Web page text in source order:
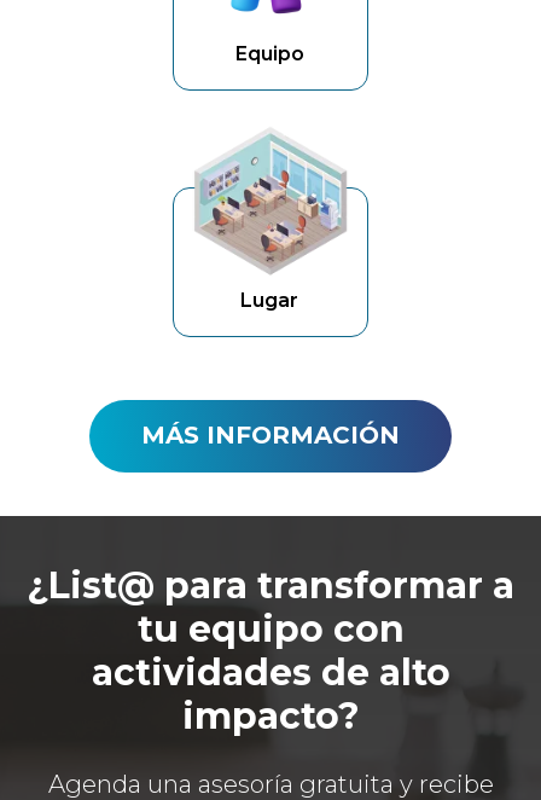
Equipo
Lugar
MÁS INFORMACIÓN
¿List@ para transformar a
tu equipo con
actividades de alto
impacto?
Agenda una asesoría gratuita y recibe